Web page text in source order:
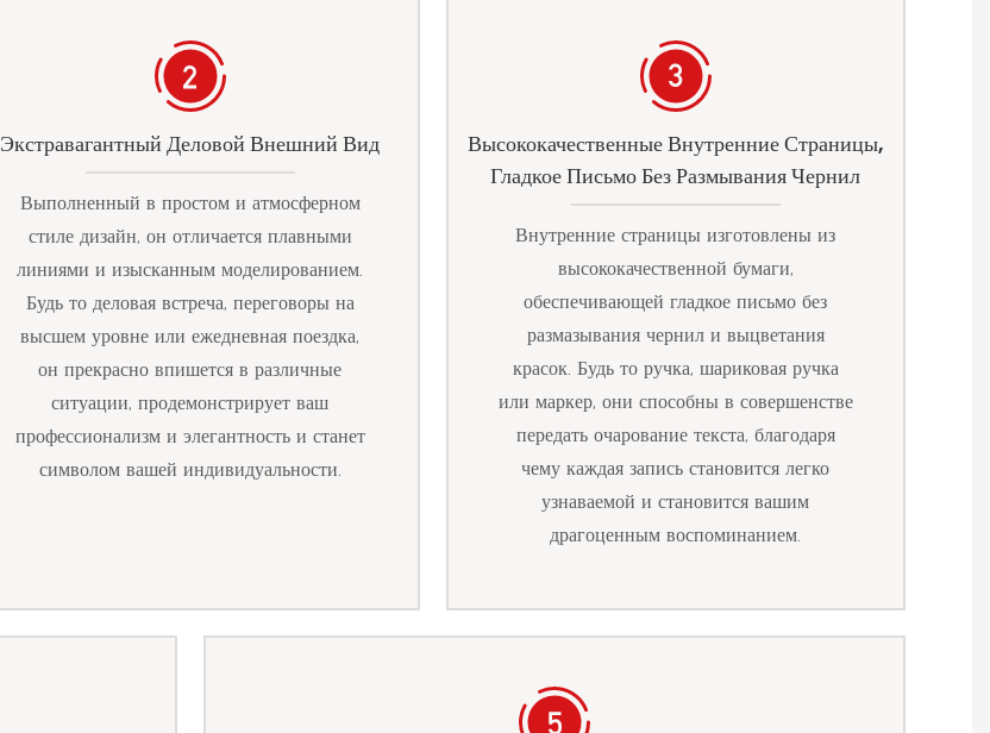
Экстравагантный Деловой Внешний Вид
Выполненный в простом и атмосферном
стиле дизайн, он отличается плавными
линиями и изысканным моделированием.
Будь то деловая встреча, переговоры на
высшем уровне или ежедневная поездка,
он прекрасно впишется в различные
ситуации, продемонстрирует ваш
профессионализм и элегантность и станет
символом вашей индивидуальности.
Высококачественные Внутренние Страницы,
Гладкое Письмо Без Размывания Чернил
Внутренние страницы изготовлены из
высококачественной бумаги,
обеспечивающей гладкое письмо без
размазывания чернил и выцветания
красок. Будь то ручка, шариковая ручка
или маркер, они способны в совершенстве
передать очарование текста, благодаря
чему каждая запись становится легко
узнаваемой и становится вашим
драгоценным воспоминанием.